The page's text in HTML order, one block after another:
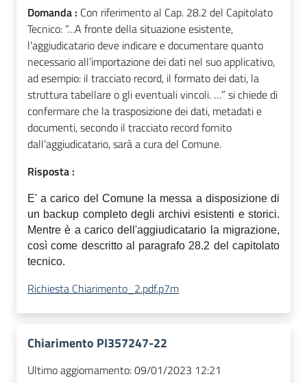
Domanda : Con riferimento al Cap. 28.2 del Capitolato
Tecnico: “…A fronte della situazione esistente,
l'aggiudicatario deve indicare e documentare quanto
necessario all’importazione dei dati nel suo applicativo,
ad esempio: il tracciato record, il formato dei dati, la
struttura tabellare o gli eventuali vincoli. …” si chiede di
confermare che la trasposizione dei dati, metadati e
documenti, secondo il tracciato record fornito
dall’aggiudicatario, sarà a cura del Comune.
Risposta :
E' a carico del Comune la messa a disposizione di
un backup completo degli archivi esistenti e storici.
Mentre è a carico dell'aggiudicatario la migrazione,
così come descritto al paragrafo 28.2 del capitolato
tecnico.
Richiesta Chiarimento_2.pdf.p7m
Chiarimento PI357247-22
Ultimo aggiornamento:09/01/2023 12:21